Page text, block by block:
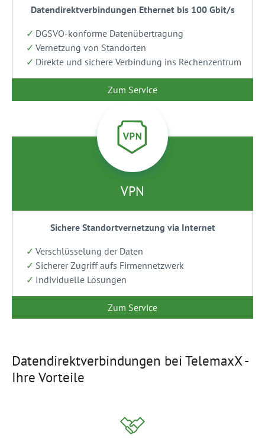
Datendirektverbindungen Ethernet bis 100 Gbit/s
DGSVO-konforme Datenübertragung
Vernetzung von Standorten
Direkte und sichere Verbindung ins Rechenzentrum
Zum Service
VPN
Sichere Standortvernetzung via Internet
Verschlüsselung der Daten
Sicherer Zugriff aufs Firmennetzwerk
Individuelle Lösungen
Zum Service
Datendirektverbindungen bei TelemaxX -
Ihre Vorteile